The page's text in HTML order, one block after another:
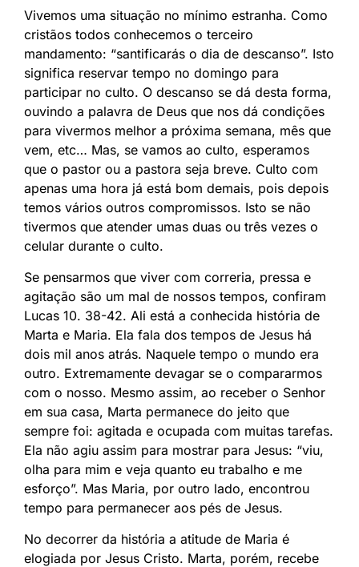
Vivemos uma situação no mínimo estranha. Como
cristãos todos conhecemos o terceiro
mandamento: “santificarás o dia de descanso”. Isto
significa reservar tempo no domingo para
participar no culto. O descanso se dá desta forma,
ouvindo a palavra de Deus que nos dá condições
para vivermos melhor a próxima semana, mês que
vem, etc… Mas, se vamos ao culto, esperamos
que o pastor ou a pastora seja breve. Culto com
apenas uma hora já está bom demais, pois depois
temos vários outros compromissos. Isto se não
tivermos que atender umas duas ou três vezes o
celular durante o culto.
Se pensarmos que viver com correria, pressa e
agitação são um mal de nossos tempos, confiram
Lucas 10. 38-42. Ali está a conhecida história de
Marta e Maria. Ela fala dos tempos de Jesus há
dois mil anos atrás. Naquele tempo o mundo era
outro. Extremamente devagar se o compararmos
com o nosso. Mesmo assim, ao receber o Senhor
em sua casa, Marta permanece do jeito que
sempre foi: agitada e ocupada com muitas tarefas.
Ela não agiu assim para mostrar para Jesus: “viu,
olha para mim e veja quanto eu trabalho e me
esforço”. Mas Maria, por outro lado, encontrou
tempo para permanecer aos pés de Jesus.
No decorrer da história a atitude de Maria é
elogiada por Jesus Cristo. Marta, porém, recebe